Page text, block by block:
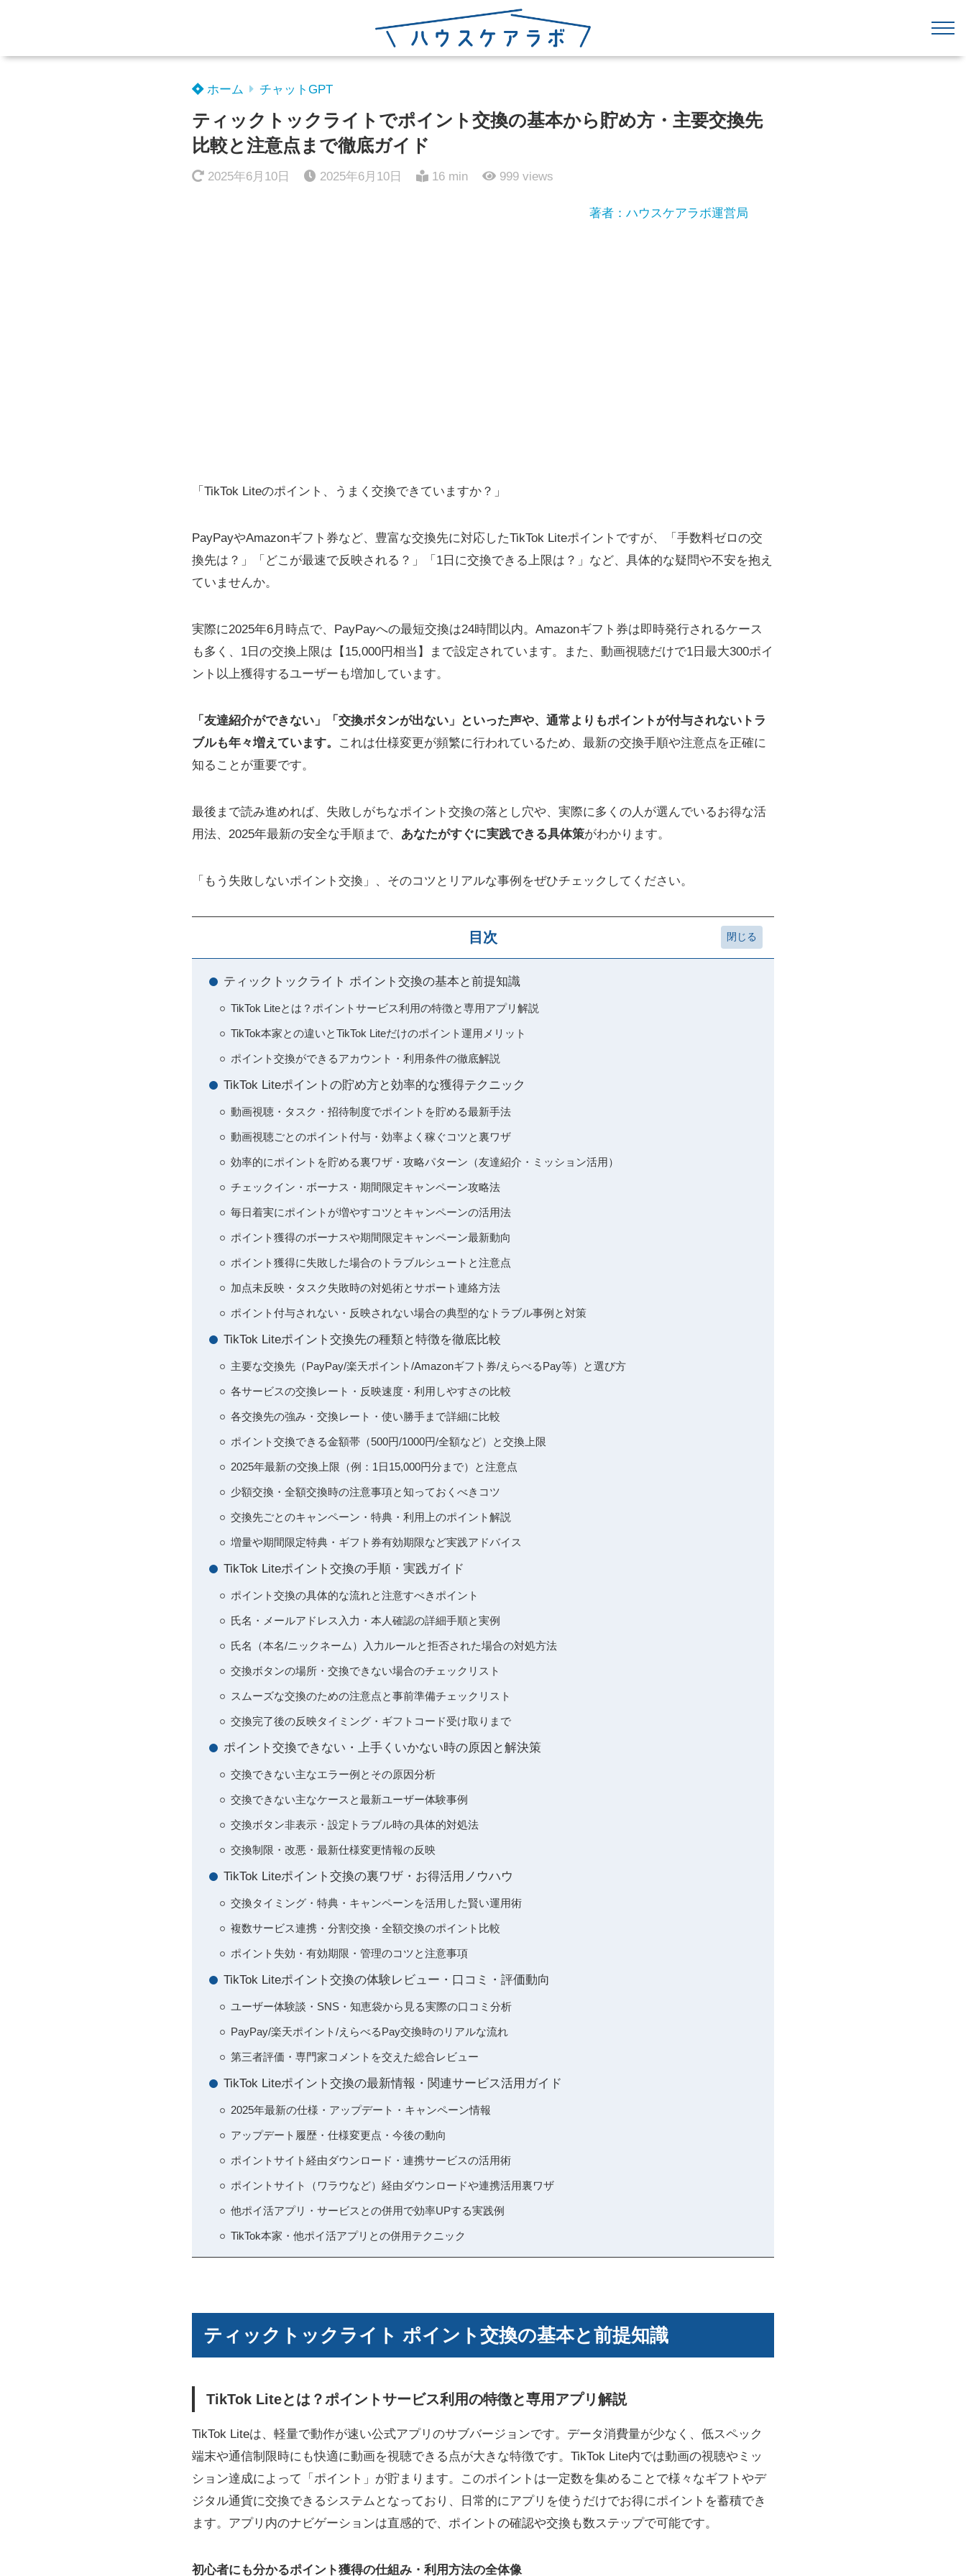
ホーム チャットGPT
ティックトックライトでポイント交換の基本から貯め方・主要交換先
比較と注意点まで徹底ガイド
2025年6月10日 2025年6月10日 16 min 999 views
著者：ハウスケアラボ運営局
「TikTok Liteのポイント、うまく交換できていますか？」
PayPayやAmazonギフト券など、豊富な交換先に対応したTikTok Liteポイントですが、「手数料ゼロの交
換先は？」「どこが最速で反映される？」「1日に交換できる上限は？」など、具体的な疑問や不安を抱え
ていませんか。
実際に2025年6月時点で、PayPayへの最短交換は24時間以内。Amazonギフト券は即時発行されるケース
も多く、1日の交換上限は【15,000円相当】まで設定されています。また、動画視聴だけで1日最大300ポイ
ント以上獲得するユーザーも増加しています。
「友達紹介ができない」「交換ボタンが出ない」といった声や、通常よりもポイントが付与されないトラ
ブルも年々増えています。
これは仕様変更が頻繁に行われているため、最新の交換手順や注意点を正確に
知ることが重要です。
最後まで読み進めれば、失敗しがちなポイント交換の落とし穴や、実際に多くの人が選んでいるお得な活
用法、2025年最新の安全な手順まで、 あなたがすぐに実践できる具体策がわかります。
「もう失敗しないポイント交換」、そのコツとリアルな事例をぜひチェックしてください。
目次
ティックトックライト ポイント交換の基本と前提知識
TikTok Liteとは？ポイントサービス利用の特徴と専用アプリ解説
TikTok本家との違いとTikTok Liteだけのポイント運用メリット
ポイント交換ができるアカウント・利用条件の徹底解説
TikTok Liteポイントの貯め方と効率的な獲得テクニック
動画視聴・タスク・招待制度でポイントを貯める最新手法
動画視聴ごとのポイント付与・効率よく稼ぐコツと裏ワザ
効率的にポイントを貯める裏ワザ・攻略パターン（友達紹介・ミッション活用）
チェックイン・ボーナス・期間限定キャンペーン攻略法
毎日着実にポイントが増やすコツとキャンペーンの活用法
ポイント獲得のボーナスや期間限定キャンペーン最新動向
ポイント獲得に失敗した場合のトラブルシュートと注意点
加点未反映・タスク失敗時の対処術とサポート連絡方法
ポイント付与されない・反映されない場合の典型的なトラブル事例と対策
TikTok Liteポイント交換先の種類と特徴を徹底比較
主要な交換先（PayPay/楽天ポイント/Amazonギフト券/えらべるPay等）と選び方
各サービスの交換レート・反映速度・利用しやすさの比較
各交換先の強み・交換レート・使い勝手まで詳細に比較
ポイント交換できる金額帯（500円/1000円/全額など）と交換上限
2025年最新の交換上限（例：1日15,000円分まで）と注意点
少額交換・全額交換時の注意事項と知っておくべきコツ
交換先ごとのキャンペーン・特典・利用上のポイント解説
増量や期間限定特典・ギフト券有効期限など実践アドバイス
TikTok Liteポイント交換の手順・実践ガイド
ポイント交換の具体的な流れと注意すべきポイント
氏名・メールアドレス入力・本人確認の詳細手順と実例
氏名（本名/ニックネーム）入力ルールと拒否された場合の対処方法
交換ボタンの場所・交換できない場合のチェックリスト
スムーズな交換のための注意点と事前準備チェックリスト
交換完了後の反映タイミング・ギフトコード受け取りまで
ポイント交換できない・上手くいかない時の原因と解決策
交換できない主なエラー例とその原因分析
交換できない主なケースと最新ユーザー体験事例
交換ボタン非表示・設定トラブル時の具体的対処法
交換制限・改悪・最新仕様変更情報の反映
TikTok Liteポイント交換の裏ワザ・お得活用ノウハウ
交換タイミング・特典・キャンペーンを活用した賢い運用術
複数サービス連携・分割交換・全額交換のポイント比較
ポイント失効・有効期限・管理のコツと注意事項
TikTok Liteポイント交換の体験レビュー・口コミ・評価動向
ユーザー体験談・SNS・知恵袋から見る実際の口コミ分析
PayPay/楽天ポイント/えらべるPay交換時のリアルな流れ
第三者評価・専門家コメントを交えた総合レビュー
TikTok Liteポイント交換の最新情報・関連サービス活用ガイド
2025年最新の仕様・アップデート・キャンペーン情報
アップデート履歴・仕様変更点・今後の動向
ポイントサイト経由ダウンロード・連携サービスの活用術
ポイントサイト（ワラウなど）経由ダウンロードや連携活用裏ワザ
他ポイ活アプリ・サービスとの併用で効率UPする実践例
TikTok本家・他ポイ活アプリとの併用テクニック
ティックトックライト ポイント交換の基本と前提知識
TikTok Liteとは？ポイントサービス利用の特徴と専用アプリ解説
TikTok Liteは、軽量で動作が速い公式アプリのサブバージョンです。データ消費量が少なく、低スペック
端末や通信制限時にも快適に動画を視聴できる点が大きな特徴です。TikTok Lite内では動画の視聴やミッ
ション達成によって「ポイント」が貯まります。このポイントは一定数を集めることで様々なギフトやデ
ジタル通貨に交換できるシステムとなっており、日常的にアプリを使うだけでお得にポイントを蓄積でき
ます。アプリ内のナビゲーションは直感的で、ポイントの確認や交換も数ステップで可能です。
初心者にも分かるポイント獲得の仕組み・利用方法の全体像